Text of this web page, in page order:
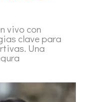
vivo con
clave para
Una